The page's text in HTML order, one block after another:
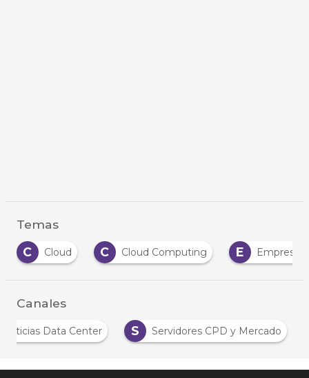
Temas
C
Cloud C Cloud Computing E Empresas
Canales
Noticias Data Center S Servidores CPD y Mercado